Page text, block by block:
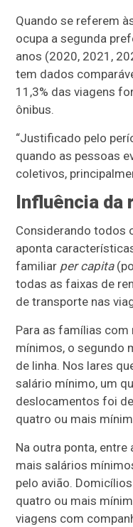
Quando se referem
ocupa a segunda
anos (2020, 2021,
tem dados
11,3% das viagens
ônibus.
“Justificado pelo
quando as pessoas
coletivos,
Influência da
Considerando todos
aponta
familiar per capita
todas as faixas de
de transporte nas
Para as famílias
mínimos, o segundo
de linha. Nos lares
salário mínimo, um
deslocamentos foi
quatro ou mais
Na outra ponta,
mais salários
pelo avião.
quatro ou mais
viagens com